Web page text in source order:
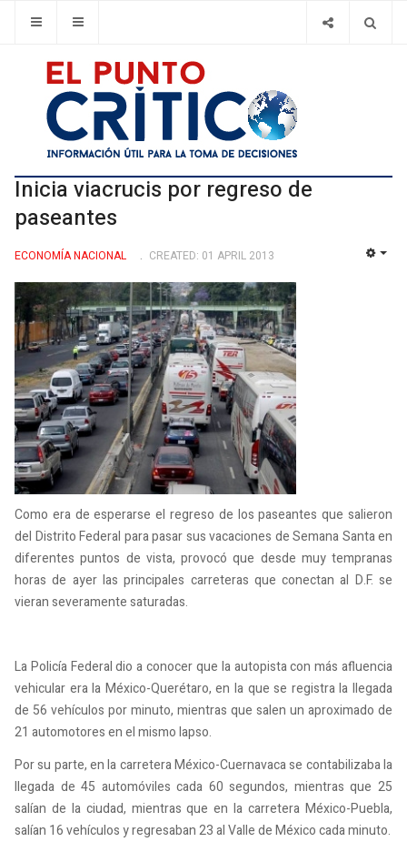
Inicia viacrucis por regreso de
paseantes
ECONOMÍ­A NACIONAL CREATED: 01 APRIL 2013
Como era de esperarse el regreso de los paseantes que salieron
del Distrito Federal para pasar sus vacaciones de Semana Santa en
diferentes puntos de vista, provocó que desde muy tempranas
horas de ayer las principales carreteras que conectan al D.F. se
vieran severamente saturadas.
La Policía Federal dio a conocer que la autopista con más afluencia
vehicular era la México-Querétaro, en la que se registra la llegada
de 56 vehículos por minuto, mientras que salen un aproximado de
21 automotores en el mismo lapso.
Por su parte, en la carretera México-Cuernavaca se contabilizaba la
llegada de 45 automóviles cada 60 segundos, mientras que 25
salían de la ciudad, mientras que en la carretera México-Puebla,
salían 16 vehículos y regresaban 23 al Valle de México cada minuto.